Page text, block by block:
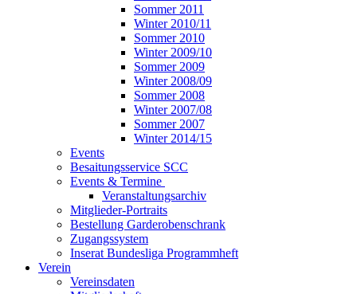
Sommer 2011
Winter 2010/11
Sommer 2010
Winter 2009/10
Sommer 2009
Winter 2008/09
Sommer 2008
Winter 2007/08
Sommer 2007
Winter 2014/15
Events
Besaitungsservice SCC
Events & Termine
Veranstaltungsarchiv
Mitglieder-Portraits
Bestellung Garderobenschrank
Zugangssystem
Inserat Bundesliga Programmheft
Verein
Vereinsdaten